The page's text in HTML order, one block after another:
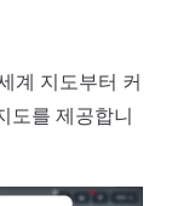
계 지도부터 커
도를 제공합니